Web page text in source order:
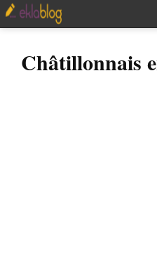
Châtillonnais